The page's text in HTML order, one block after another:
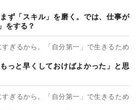
ず「スキル」を磨く。では、仕事が
をする？
ぎるから。「自分第一」で生きるため
っと早くしておけばよかった」と思
ぎるから。「自分第一」で生きるため